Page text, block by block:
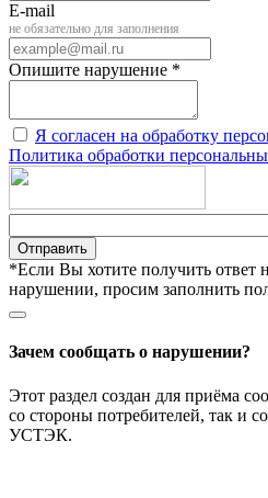
E-mail
не обязательно для заполнения
Опишите нарушение *
Я согласен на обработку
Политика обработки
Отправить
*Если Вы хотите получить ответ
нарушении, просим заполнить
Зачем сообщать о нарушении?
Этот раздел создан для приёма
со стороны потребителей, так и
УСТЭК.